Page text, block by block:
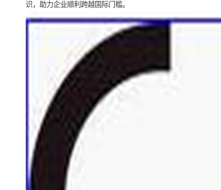
识，助力企业顺利跨越国际门槛。